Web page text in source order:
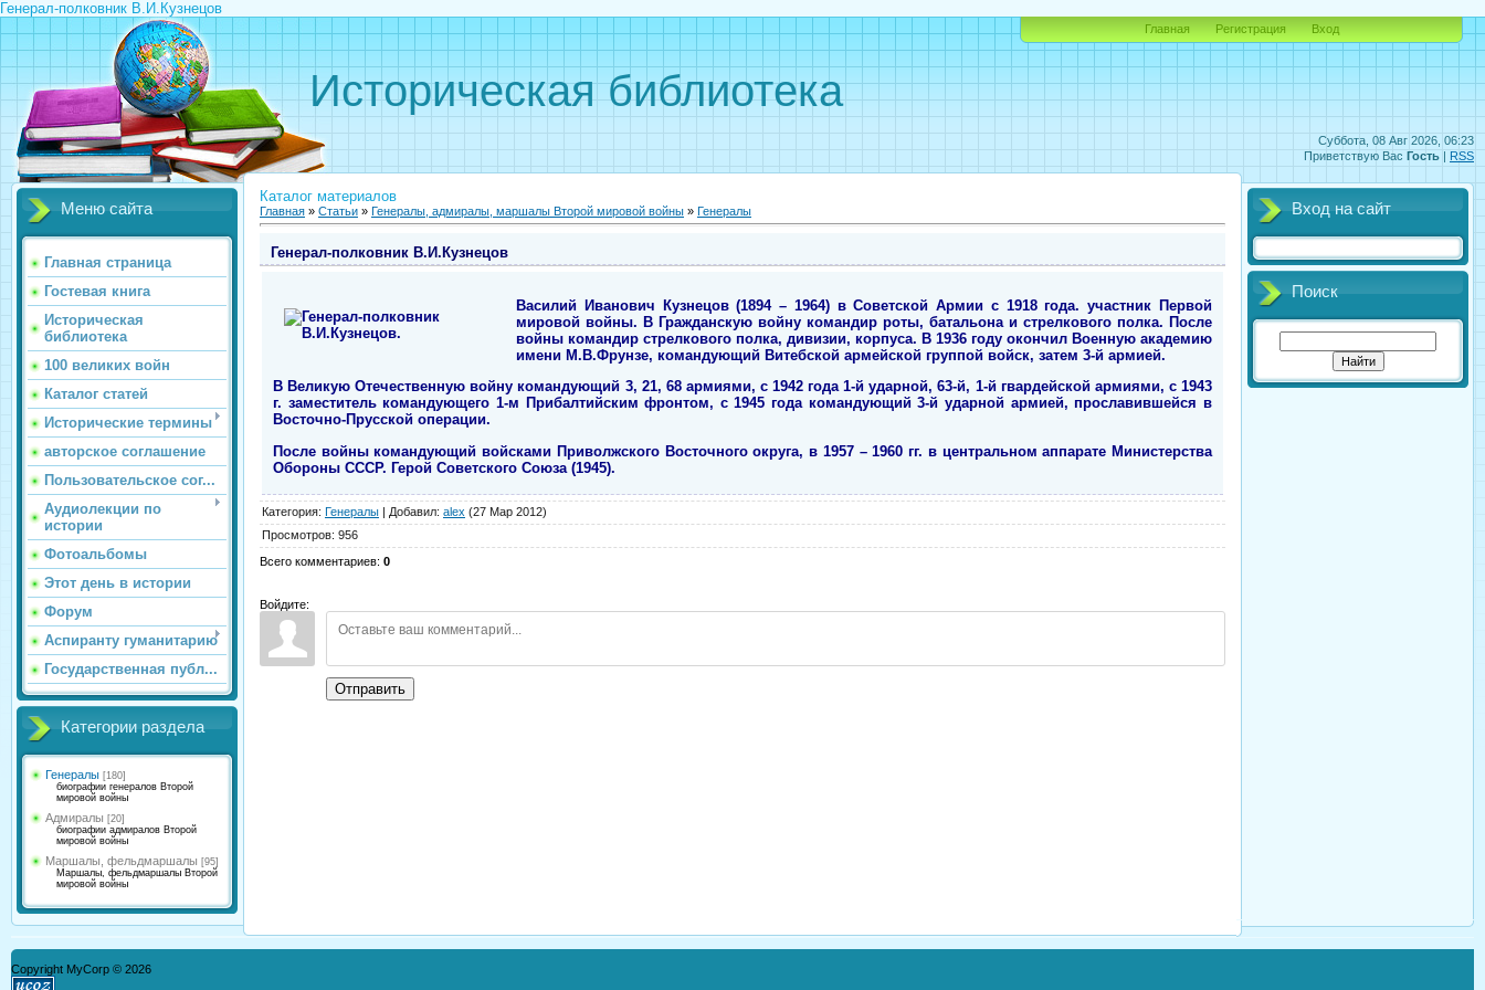
Генерал-полковник В.И.Кузнецов
Суббота, 08 Авг 2026, 06:23
Приветствую Вас Гость | RSS
Историческая библиотека
Главная Регистрация Вход
Меню сайта
Главная страница
Гостевая книга
Историческая
библиотека
100 великих войн
Каталог статей
Исторические термины
авторское соглашение
Пользовательское сог...
Аудиолекции по
истории
Фотоальбомы
Этот день в истории
Форум
Аспиранту гуманитарию
Государственная публ...
Категории раздела
Генералы [180]
биографии генералов Второй
мировой войны
Адмиралы [20]
биографии адмиралов Второй
мировой войны
Маршалы, фельдмаршалы [95]
Маршалы, фельдмаршалы Второй
мировой войны
Каталог материалов
Главная » Статьи » Генералы, адмиралы, маршалы Второй мировой войны » Генералы
Генерал-полковник В.И.Кузнецов
Василий Иванович Кузнецов (1894 – 1964) в Советской Армии с 1918 года. участник Первой
мировой войны. В Гражданскую войну командир роты, батальона и стрелкового полка. После
войны командир стрелкового полка, дивизии, корпуса. В 1936 году окончил Военную академию
имени М.В.Фрунзе, командующий Витебской армейской группой войск, затем 3-й армией.
В Великую Отечественную войну командующий 3, 21, 68 армиями, с 1942 года 1-й ударной, 63-й, 1-й гвардейской армиями, с 1943
г. заместитель командующего 1-м Прибалтийским фронтом, с 1945 года командующий 3-й ударной армией, прославившейся в
Восточно-Прусской операции.
После войны командующий войсками Приволжского Восточного округа, в 1957 – 1960 гг. в центральном аппарате Министерства
Обороны СССР. Герой Советского Союза (1945).
Категория: Генералы | Добавил: alex (27 Мар 2012)
Просмотров: 956
Всего комментариев: 0
Войдите:
Отправить
Вход на сайт
Поиск
Copyright MyCorp © 2026